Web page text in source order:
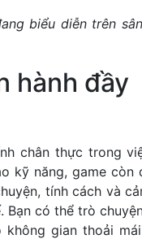
biểu diễn trên
hành đầy
chân thực trong
kỹ năng, game còn
tính cách và
Bạn có thể trò
gian thoải